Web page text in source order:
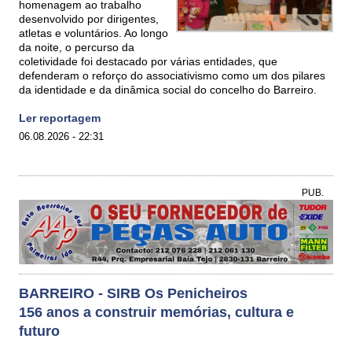
homenagem ao trabalho
desenvolvido por dirigentes,
atletas e voluntários. Ao longo
da noite, o percurso da
coletividade foi destacado por várias entidades, que
defenderam o reforço do associativismo como um dos pilares
da identidade e da dinâmica social do concelho do Barreiro.
Ler reportagem
06.08.2026 - 22:31
PUB.
BARREIRO - SIRB Os Penicheiros
156 anos a construir memórias, cultura e
futuro